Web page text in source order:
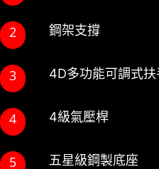
鋼架支撐
4D多功能可調式扶
4級氣壓桿
五星級鋼製底座